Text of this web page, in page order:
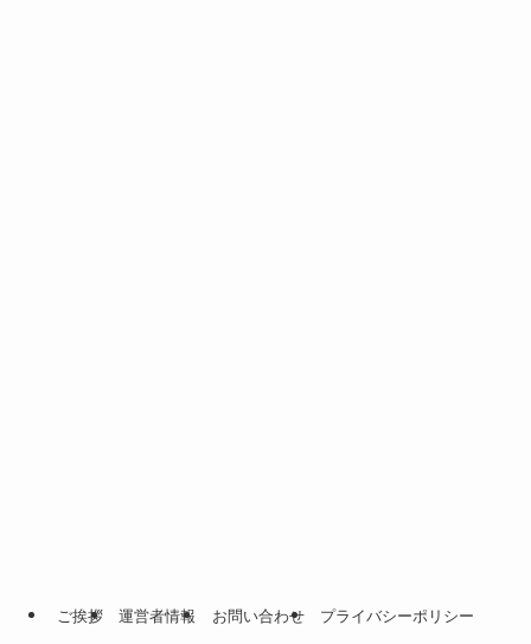
ご挨拶 運営者情報 お問い合わせ プライバシーポリシー